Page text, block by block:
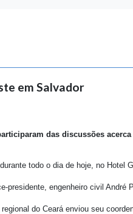
em Salvador
das discussões
todo o dia de hoje, no Hotel
presidente, engenheiro civil André
do Ceará enviou seu